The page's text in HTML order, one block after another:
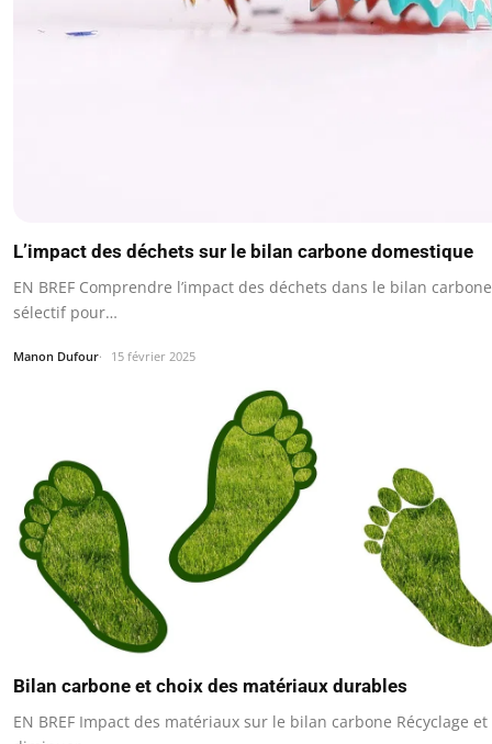
L’impact des déchets sur le bilan carbone domestique
EN BREF Comprendre l’impact des déchets dans le bilan
sélectif pour…
Manon Dufour 15 février 2025
Bilan carbone et choix des matériaux durables
EN BREF Impact des matériaux sur le bilan carbone Récyclage